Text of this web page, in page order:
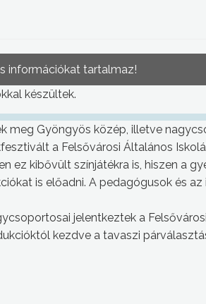
információkat tartalmaz!
készültek.
meg Gyöngyös közép, illetve
a Felsővárosi Általános
ez kibővült színjátékra is, hiszen a
is előadni. A pedagógusok és az
jelentkeztek a
kezdve a tavaszi